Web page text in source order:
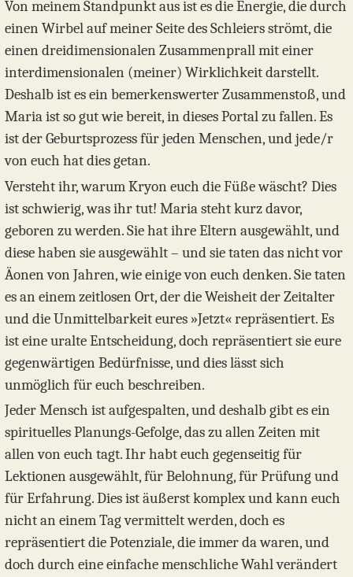
Von meinem Standpunkt aus ist es die Energie, die durch
einen Wirbel auf meiner Seite des Schleiers strömt, die
einen dreidimensionalen Zusammenprall mit einer
interdimensionalen (meiner) Wirklichkeit darstellt.
Deshalb ist es ein bemerkenswerter Zusammenstoß, und
Maria ist so gut wie bereit, in dieses Portal zu fallen. Es
ist der Geburtsprozess für jeden Menschen, und jede/r
von euch hat dies getan.
Versteht ihr, warum Kryon euch die Füße wäscht? Dies
ist schwierig, was ihr tut! Maria steht kurz davor,
geboren zu werden. Sie hat ihre Eltern ausgewählt, und
diese haben sie ausgewählt – und sie taten das nicht vor
Äonen von Jahren, wie einige von euch denken. Sie taten
es an einem zeitlosen Ort, der die Weisheit der Zeitalter
und die Unmittelbarkeit eures »Jetzt« repräsentiert. Es
ist eine uralte Entscheidung, doch repräsentiert sie eure
gegenwärtigen Bedürfnisse, und dies lässt sich
unmöglich für euch beschreiben.
Jeder Mensch ist aufgespalten, und deshalb gibt es ein
spirituelles Planungs-Gefolge, das zu allen Zeiten mit
allen von euch tagt. Ihr habt euch gegenseitig für
Lektionen ausgewählt, für Belohnung, für Prüfung und
für Erfahrung. Dies ist äußerst komplex und kann euch
nicht an einem Tag vermittelt werden, doch es
repräsentiert die Potenziale, die immer da waren, und
doch durch eine einfache menschliche Wahl verändert